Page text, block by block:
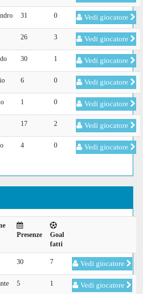
31 0 Vedi giocatore
26 3 Vedi giocatore
30 1 Vedi giocatore
6 0 Vedi giocatore
1 0 Vedi giocatore
17 2 Vedi giocatore
4 0 Vedi giocatore
Presenze
Goal
fatti
30 7 Vedi giocatore
5 1 Vedi giocatore